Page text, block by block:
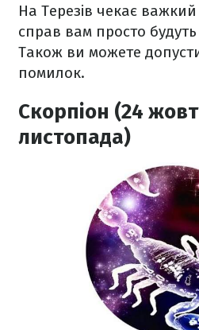
На Терезів чекає
справ вам просто
Також ви можете
помилок.
Скорпіон (24
листопада)